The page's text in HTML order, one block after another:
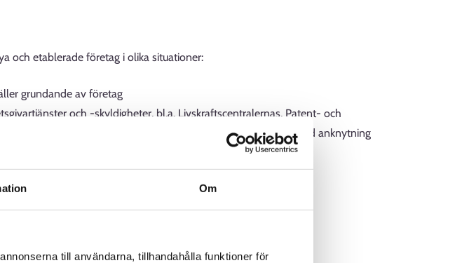
Om
till användarna, tillhandahålla funktioner för
och etablerade företag i olika situationer:
grundande av företag
och -skyldigheter, bl.a. Livskraftscentralernas, Patent- och
Finlands och Finnveras tjänster samt elektroniska tjänster med anknytning
och Suomi.fi-tjänster
för företag och arbetsgivare